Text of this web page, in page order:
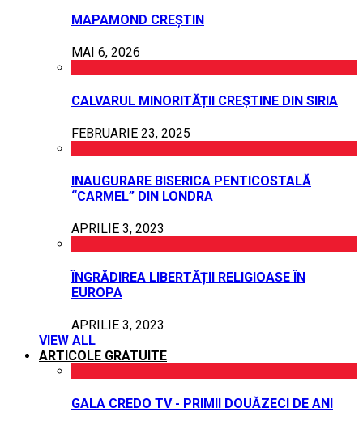
MAPAMOND CREȘTIN
MAI 6, 2026
CALVARUL MINORITĂȚII CREȘTINE DIN SIRIA
FEBRUARIE 23, 2025
INAUGURARE BISERICA PENTICOSTALĂ
“CARMEL” DIN LONDRA
APRILIE 3, 2023
ÎNGRĂDIREA LIBERTĂȚII RELIGIOASE ÎN
EUROPA
APRILIE 3, 2023
VIEW ALL
ARTICOLE GRATUITE
GALA CREDO TV - PRIMII DOUĂZECI DE ANI